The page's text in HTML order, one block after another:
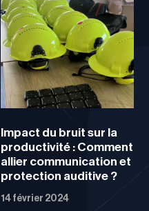
Impact du bruit sur la
productivité : Comment
allier communication et
protection auditive ?
14 février 2024